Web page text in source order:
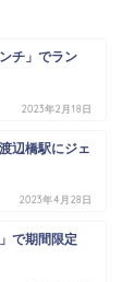
チ」でラン
2023年2月18日
辺橋駅にジェ
2023年4月28日
で期間限定